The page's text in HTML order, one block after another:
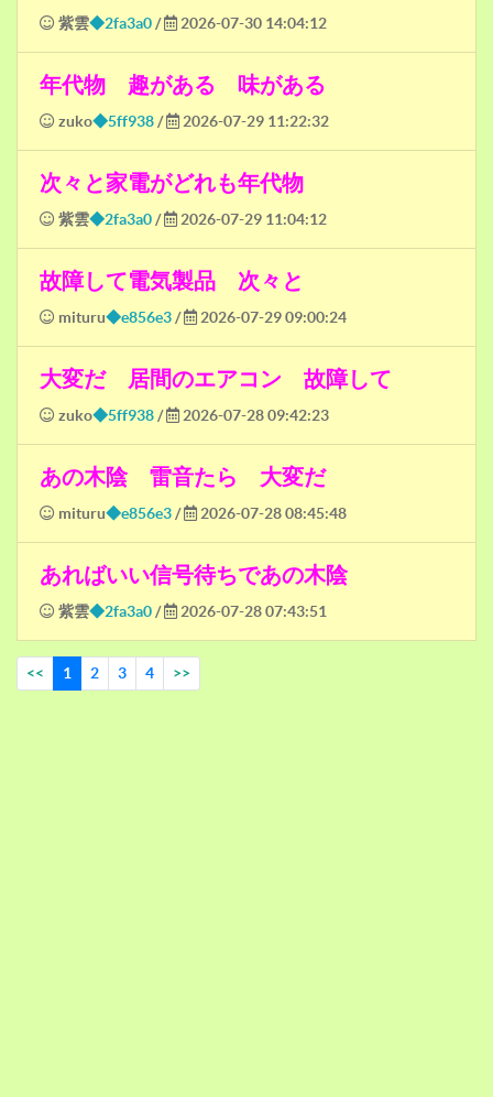
紫雲◆2fa3a0 / 2026-07-30 14:04:12
年代物 趣がある 味がある
zuko◆5ff938 / 2026-07-29 11:22:32
次々と家電がどれも年代物
紫雲◆2fa3a0 / 2026-07-29 11:04:12
故障して電気製品 次々と
mituru◆e856e3 / 2026-07-29 09:00:24
大変だ 居間のエアコン 故障して
zuko◆5ff938 / 2026-07-28 09:42:23
あの木陰 雷音たら 大変だ
mituru◆e856e3 / 2026-07-28 08:45:48
あればいい信号待ちであの木陰
紫雲◆2fa3a0 / 2026-07-28 07:43:51
<< 1 2 3 4 >>